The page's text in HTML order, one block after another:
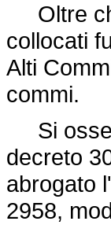
Oltre
collocati
Alti
commi.
Si
decreto
abrogato
2958,